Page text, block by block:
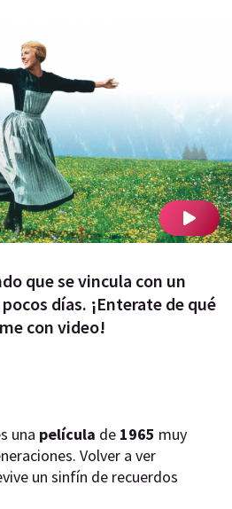
que se vincula con un
días. ¡Enterate de qué
con video!
una película de 1965 muy
Volver a ver
un sinfín de recuerdos